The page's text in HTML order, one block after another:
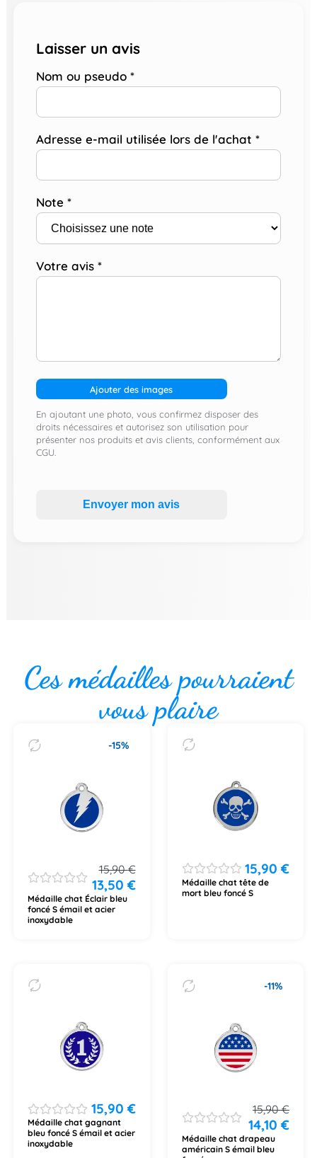
Laisser un avis
Nom ou pseudo *
Adresse e-mail utilisée lors de l'achat *
Note *
Votre avis *
Ajouter des images
En ajoutant une photo, vous confirmez disposer des
droits nécessaires et autorisez son utilisation pour
présenter nos produits et avis clients, conformément aux
CGU.
Envoyer mon avis
Ces médailles pourraient
vous plaire
-15%
15,90€
13,50 €
Médaille chat Éclair bleu
foncé S émail et acier
inoxydable
15,90€
Médaille chat tête de
mort bleu foncé S
15,90 €
Médaille chat gagnant
bleu foncé S émail et acier
inoxydable
-11%
15,90€
14,10€
Médaille chat drapeau
américain S émail bleu